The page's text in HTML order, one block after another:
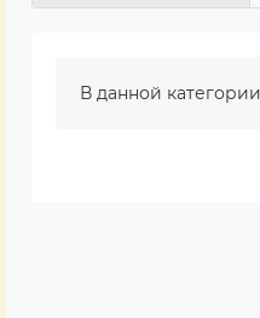
В данной